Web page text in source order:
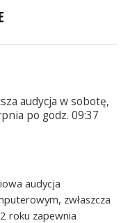
audycja w sobotę,
po godz. 09:37
audycja
zwłaszcza
roku zapewnia